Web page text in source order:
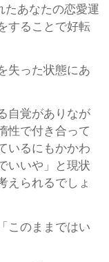
たあなたの恋愛運
することで好転
失った状態にあ
自覚がありなが
性で付き合って
いるにもかかわ
いいや」と現状
えられるでしょ
このままではい